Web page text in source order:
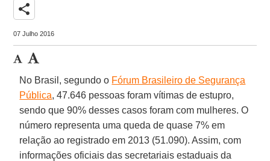
share
07 Julho 2016
No Brasil, segundo o Fórum Brasileiro de Segurança
Pública, 47.646 pessoas foram vítimas de estupro,
sendo que 90% desses casos foram com mulheres. O
número representa uma queda de quase 7% em
relação ao registrado em 2013 (51.090). Assim, com
informações oficiais das secretariais estaduais da